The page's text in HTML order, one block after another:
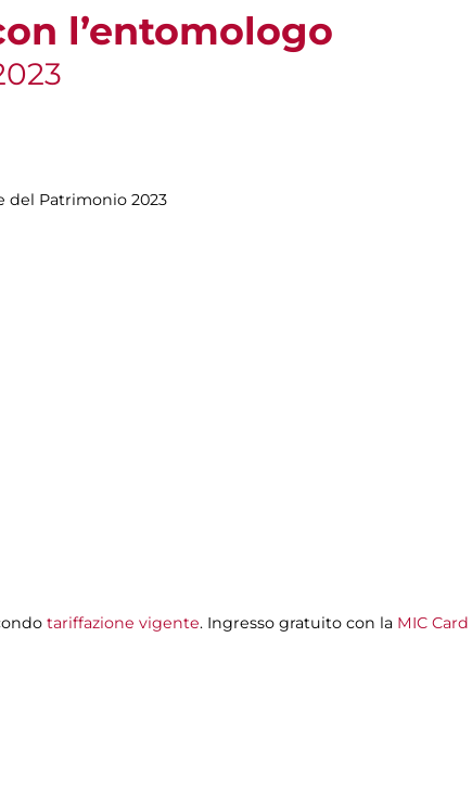
l’entomologo
del Patrimonio 2023
tariffazione vigente. Ingresso gratuito con la MIC Card